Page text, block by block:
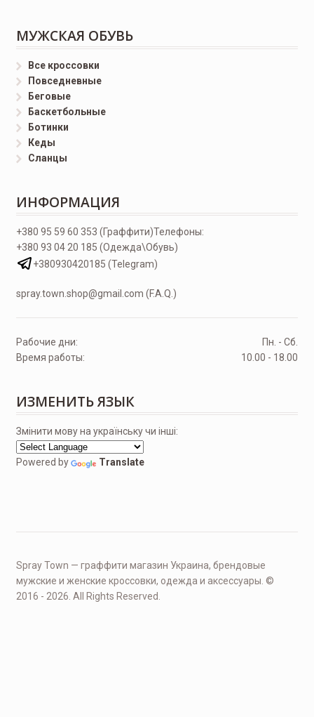
МУЖСКАЯ ОБУВЬ
Все кроссовки
Повседневные
Беговые
Баскетбольные
Ботинки
Кеды
Сланцы
ИНФОРМАЦИЯ
Телефоны:
+380 95 59 60 353 (Граффити)
+380 93 04 20 185 (Одежда\Обувь)
+380930420185 (Telegram)
spray.town.shop@gmail.com (F.A.Q.)
Рабочие дни:
Пн. - Сб.
Время работы:
10.00 - 18.00
ИЗМЕНИТЬ ЯЗЫК
Змінити мову на українську чи інші:
Powered by Translate
Spray Town — граффити магазин Украина, брендовые
мужские и женские кроссовки, одежда и аксессуары. ©
2016 - 2026. All Rights Reserved.